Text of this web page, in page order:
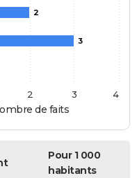
de faits
2
3
2 3 4
Pour 1 000
habitants